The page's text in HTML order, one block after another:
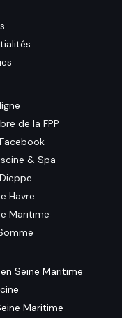
de la FPP
& Spa
Havre
Maritime
Seine Maritime
Maritime